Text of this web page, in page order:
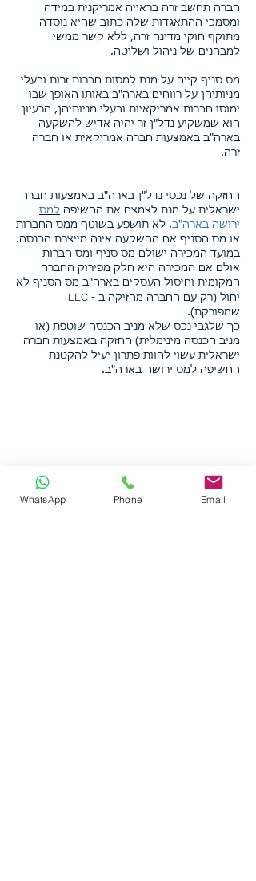
חברה תחשב זרה בראייה אמריקנית במידה
ומסמכי ההתאגדות שלה כתוב שהיא נוסדה
מתוקף חוקי מדינה זרה, ללא קשר ממשי
למבחנים של ניהול ושליטה.
מס סניף קיים על מנת למסות חברות זרות ובעלי
מניותיהן על רווחים בארה"ב באותו האופן שבו
ימוסו חברות אמריקאיות ובעלי מניותיהן, הרעיון
הוא שמשקיע נדל"ן זר יהיה אדיש להשקעה
בארה"ב באמצעות חברה אמריקאית או חברה
זרה.
החזקה של נכסי נדל"ן בארה"ב באמצעות חברה
ישראלית על מנת לצמצם את החשיפה למס
ירושה בארה"ב, לא תושפע בשוטף ממס החברות
או מס הסניף אם ההשקעה אינה מייצרת הכנסה.
במועד המכירה ישולם מס סניף ומס חברות
אולם אם המכירה היא חלק מפירוק החברה
המקומית וחיסול העסקים בארה"ב מס הסניף לא
יחול (רק עם החברה מחזיקה ב - LLC
שמפורקת).
כך שלגבי נכס שלא מניב הכנסה שוטפת (או
מניב הכנסה מינימלית) החזקה באמצעות חברה
ישראלית עשוי להוות פתרון יעיל להקטנת
החשיפה למס ירושה בארה"ב.
WhatsApp Phone Email